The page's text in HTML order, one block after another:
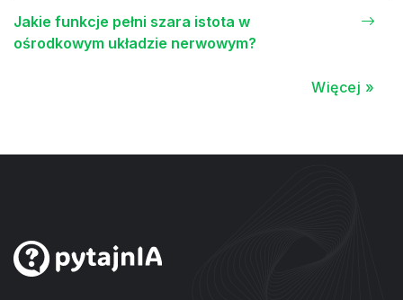
Jakie funkcje pełni szara istota w
ośrodkowym układzie nerwowym?
Więcej »